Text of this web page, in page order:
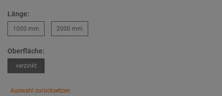
Länge:
1000 mm 2000 mm
Oberfläche:
verzinkt
Auswahl zurücksetzen